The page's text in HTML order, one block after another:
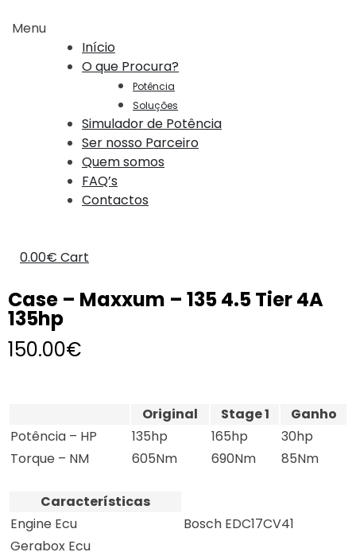
Menu
Início
O que Procura?
Potência
Soluções
Simulador de Potência
Ser nosso Parceiro
Quem somos
FAQ’s
Contactos
0.00€ Cart
Case – Maxxum – 135 4.5 Tier 4A
135hp
150.00€
Original Stage 1
Ganho
Potência – HP
135hp 165hp
30hp
Torque – NM
605Nm 690Nm 85Nm
Características
Engine Ecu
Bosch EDC17CV41
Gerabox Ecu